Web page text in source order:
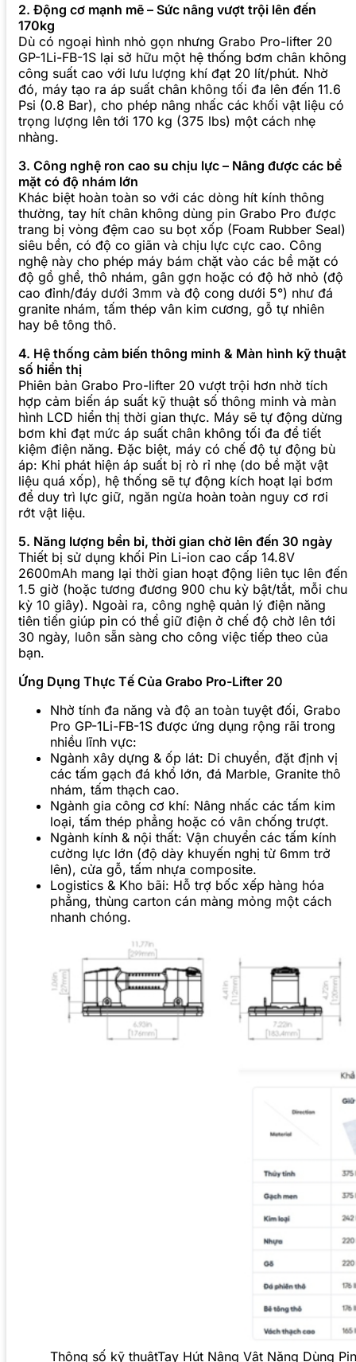
2. Động cơ mạnh mẽ – Sức nâng vượt trội lên đến
170kg
Dù có ngoại hình nhỏ gọn nhưng Grabo Pro-lifter 20
GP-1Li-FB-1S lại sở hữu một hệ thống bơm chân không
công suất cao với lưu lượng khí đạt 20 lít/phút. Nhờ
đó, máy tạo ra áp suất chân không tối đa lên đến 11.6
Psi (0.8 Bar), cho phép nâng nhấc các khối vật liệu có
trọng lượng lên tới 170 kg (375 lbs) một cách nhẹ
nhàng.
3. Công nghệ ron cao su chịu lực – Nâng được các bề
mặt có độ nhám lớn
Khác biệt hoàn toàn so với các dòng hít kính thông
thường, tay hít chân không dùng pin Grabo Pro được
trang bị vòng đệm cao su bọt xốp (Foam Rubber Seal)
siêu bền, có độ co giãn và chịu lực cực cao. Công
nghệ này cho phép máy bám chặt vào các bề mặt có
độ gồ ghề, thô nhám, gân gợn hoặc có độ hở nhỏ (độ
cao đỉnh/đáy dưới 3mm và độ cong dưới 5°) như đá
granite nhám, tấm thép vân kim cương, gỗ tự nhiên
hay bê tông thô.
4. Hệ thống cảm biến thông minh & Màn hình kỹ thuật
số hiển thị
Phiên bản Grabo Pro-lifter 20 vượt trội hơn nhờ tích
hợp cảm biến áp suất kỹ thuật số thông minh và màn
hình LCD hiển thị thời gian thực. Máy sẽ tự động dừng
bơm khi đạt mức áp suất chân không tối đa để tiết
kiệm điện năng. Đặc biệt, máy có chế độ tự động bù
áp: Khi phát hiện áp suất bị rò rỉ nhẹ (do bề mặt vật
liệu quá xốp), hệ thống sẽ tự động kích hoạt lại bơm
để duy trì lực giữ, ngăn ngừa hoàn toàn nguy cơ rơi
rớt vật liệu.
5. Năng lượng bền bỉ, thời gian chờ lên đến 30 ngày
Thiết bị sử dụng khối Pin Li-ion cao cấp 14.8V
2600mAh mang lại thời gian hoạt động liên tục lên đến
1.5 giờ (hoặc tương đương 900 chu kỳ bật/tắt, mỗi chu
kỳ 10 giây). Ngoài ra, công nghệ quản lý điện năng
tiên tiến giúp pin có thể giữ điện ở chế độ chờ lên tới
30 ngày, luôn sẵn sàng cho công việc tiếp theo của
bạn.
Ứng Dụng Thực Tế Của Grabo Pro-Lifter 20
Nhờ tính đa năng và độ an toàn tuyệt đối, Grabo
Pro GP-1Li-FB-1S được ứng dụng rộng rãi trong
nhiều lĩnh vực:
Ngành xây dựng & ốp lát: Di chuyển, đặt định vị
các tấm gạch đá khổ lớn, đá Marble, Granite thô
nhám, tấm thạch cao.
Ngành gia công cơ khí: Nâng nhấc các tấm kim
loại, tấm thép phẳng hoặc có vân chống trượt.
Ngành kính & nội thất: Vận chuyển các tấm kính
cường lực lớn (độ dày khuyến nghị từ 6mm trở
lên), cửa gỗ, tấm nhựa composite.
Logistics & Kho bãi: Hỗ trợ bốc xếp hàng hóa
phẳng, thùng carton cán màng mỏng một cách
nhanh chóng.
Thông số kỹ thuậtTay Hút Nâng Vật Nặng Dùng